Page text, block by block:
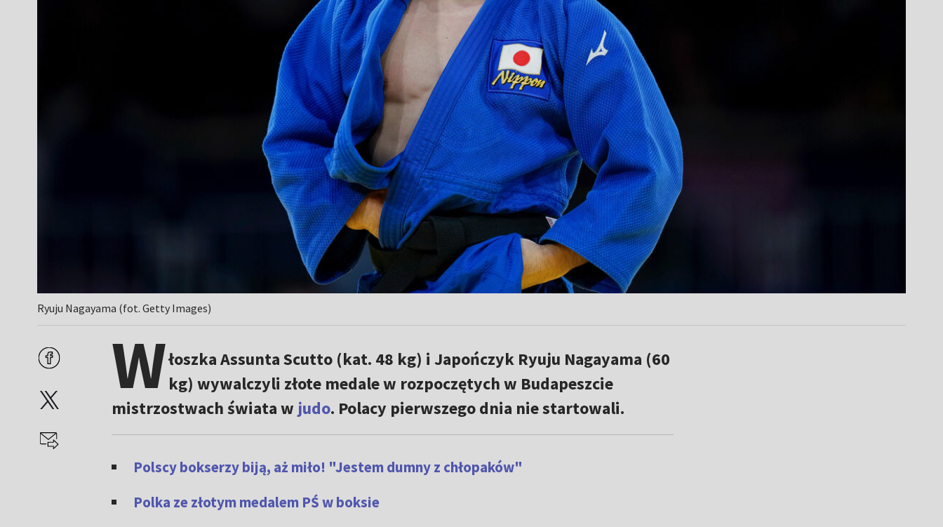
Ryuju Nagayama (fot. Getty Images)
Włoszka Assunta Scutto (kat. 48 kg) i Japończyk Ryuju Nagayama (60
kg) wywalczyli złote medale w rozpoczętych w Budapeszcie
mistrzostwach świata w judo. Polacy pierwszego dnia nie startowali.
Polscy bokserzy biją, aż miło! "Jestem dumny z chłopaków"
Polka ze złotym medalem PŚ w boksie